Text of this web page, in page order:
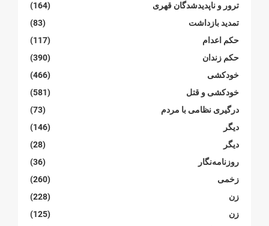
ترور و ناپدیدشدگان قهری
(164)
تمدید بازداشت
(83)
حکم اعدام
(117)
حکم زندان
(390)
خودکشی
(466)
خودکشی و قتل
(581)
درگیری نظامی با مردم
(73)
دیگر
(146)
دیگر
(28)
روزنامەنگار
(36)
زخمی
(260)
زن
(228)
زن
(125)